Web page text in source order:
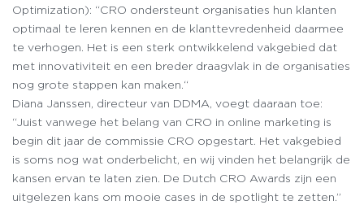
Optimization): “CRO ondersteunt organisaties hun klanten
optimaal te leren kennen en de klanttevredenheid daarmee
te verhogen. Het is een sterk ontwikkelend vakgebied dat
met innovativiteit en een breder draagvlak in de organisaties
nog grote stappen kan maken.“
Diana Janssen, directeur van DDMA, voegt daaraan toe:
“Juist vanwege het belang van CRO in online marketing is
begin dit jaar de commissie CRO opgestart. Het vakgebied
is soms nog wat onderbelicht, en wij vinden het belangrijk de
kansen ervan te laten zien. De Dutch CRO Awards zijn een
uitgelezen kans om mooie cases in de spotlight te zetten.”